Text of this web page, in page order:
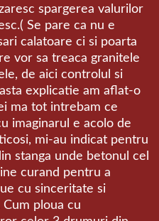
spargerea valurilor
Se pare ca nu e
calatoare ci si poarta
vor sa treaca granitele
de aici controlul si
explicatie am aflat-o
ma tot intrebam ce
imaginarul e acolo de
mi-au indicat pentru
stanga unde betonul cel
curand pentru a
cu sinceritate si
ploua cu